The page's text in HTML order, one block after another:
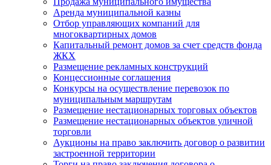
Аренда муниципальной казны
Отбор управляющих компаний для
многоквартирных домов
Капитальный ремонт домов за счет средств фонда
ЖКХ
Размещение рекламных конструкций
Концессионные соглашения
Конкурсы на осуществление перевозок по
муниципальным маршрутам
Размещение нестационарных торговых объектов
Размещение нестационарных объектов уличной
торговли
Аукционы на право заключить договор о развитии
застроенной территории